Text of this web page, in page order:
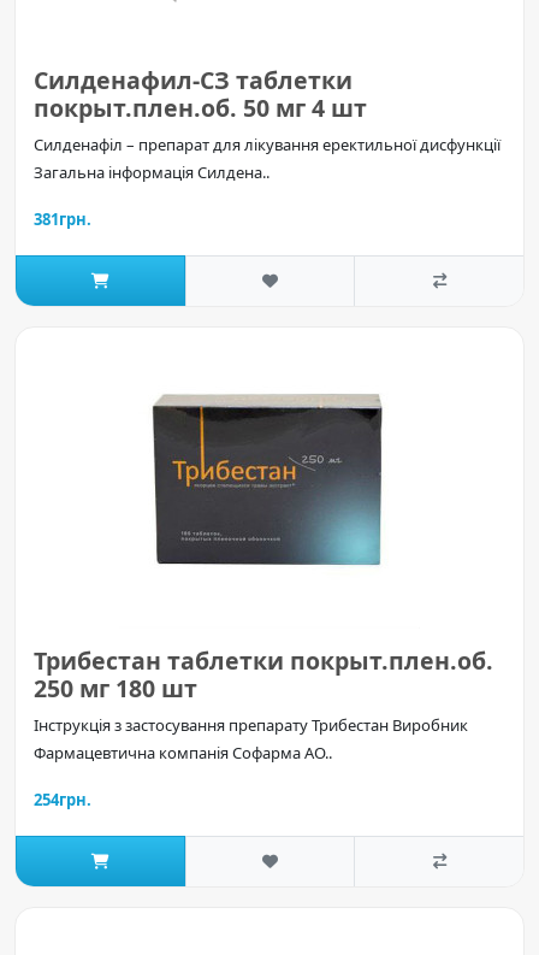
Силденафил-СЗ таблетки
покрыт.плен.об. 50 мг 4 шт
Силденафіл – препарат для лікування еректильної дисфункції
Загальна інформація Силдена..
381грн.
Трибестан таблетки покрыт.плен.об.
250 мг 180 шт
Інструкція з застосування препарату Трибестан Виробник
Фармацевтична компанія Софарма АО..
254грн.